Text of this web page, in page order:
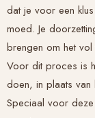
dat je voor een
moed. Je
brengen om het
Voor dit proces is
doen, in plaats van
Speciaal voor